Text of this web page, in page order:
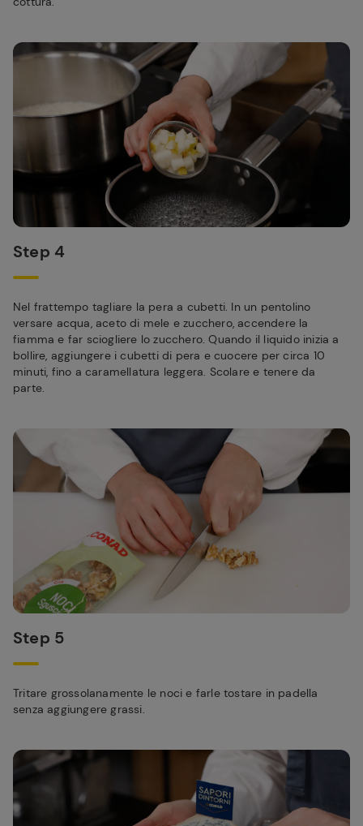
Step 4
Nel frattempo tagliare la pera a cubetti. In un pentolino
versare acqua, aceto di mele e zucchero, accendere la
fiamma e far sciogliere lo zucchero. Quando il liquido inizia a
bollire, aggiungere i cubetti di pera e cuocere per circa 10
minuti, fino a caramellatura leggera. Scolare e tenere da
parte.
Step 5
Tritare grossolanamente le noci e farle tostare in padella
senza aggiungere grassi.